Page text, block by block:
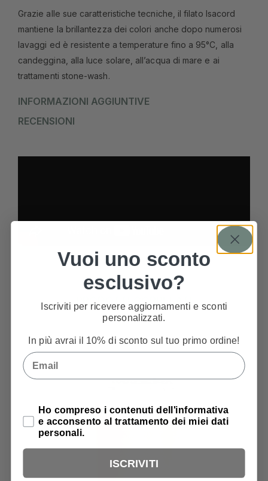
Grazie alle sue caratteristiche tecniche, il filato Isacord
mantiene la brillantezza dei colori anche dopo numerosi
lavaggi ed è resistente a temperature fino a 95°C, alla
candeggina, alla luce solare, all’acqua di mare e ai
trattamenti stone-wash.
INFORMAZIONI AGGIUNTIVE
RECENSIONI
PRODOTTI CORRELATI
Vuoi uno sconto
esclusivo?
Iscriviti per ricevere aggiornamenti e sconti
personalizzati.
In più avrai il 10% di sconto sul tuo primo ordine!
Email
Privacy Policy
Ho compreso i contenuti dell'informativa
e acconsento al trattamento dei miei dati
personali.
ISCRIVITI